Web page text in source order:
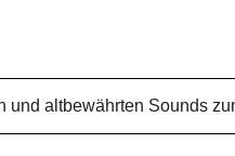
und altbewährten Sounds